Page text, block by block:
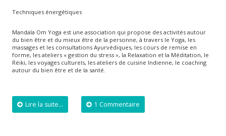
Techniques énergétiques
Mandala Om Yoga est une association qui propose des activités autour
du bien être et du mieux être de la personne, à travers le Yoga, les
massages et les consultations Ayurvédiques, les cours de remise en
forme, les ateliers « gestion du stress », la Relaxation et la Méditation, le
Réiki, les voyages culturels, les ateliers de cuisine Indienne, le coaching
autour du bien être et de la santé.
Lire la suite... 1 Commentaire